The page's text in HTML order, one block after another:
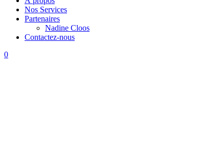
Nos Services
Partenaires
Nadine Cloos
Contactez-nous
0